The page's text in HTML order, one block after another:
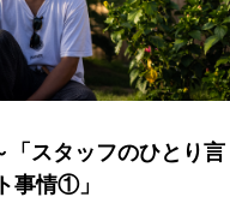
「スタッフのひとり
事情①」